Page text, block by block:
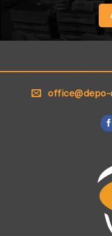
office@depo-